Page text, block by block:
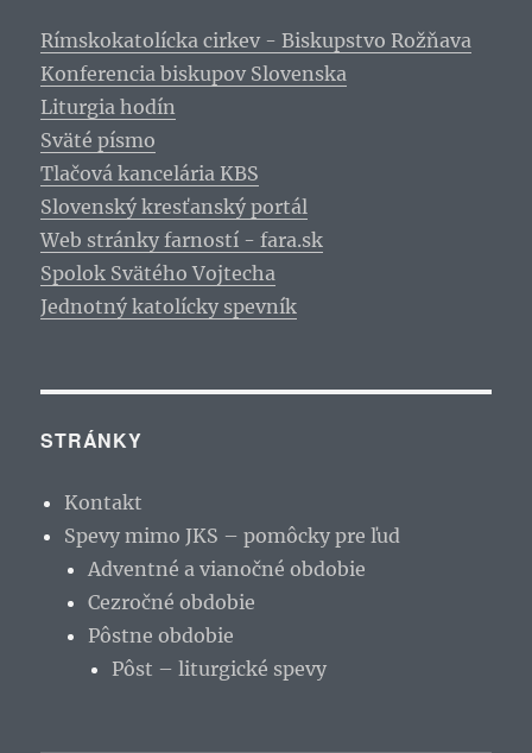
Rímskokatolícka cirkev - Biskupstvo Rožňava
Konferencia biskupov Slovenska
Liturgia hodín
Sväté písmo
Tlačová kancelária KBS
Slovenský kresťanský portál
Web stránky farností - fara.sk
Spolok Svätého Vojtecha
Jednotný katolícky spevník
STRÁNKY
Kontakt
Spevy mimo JKS – pomôcky pre ľud
Adventné a vianočné obdobie
Cezročné obdobie
Pôstne obdobie
Pôst – liturgické spevy